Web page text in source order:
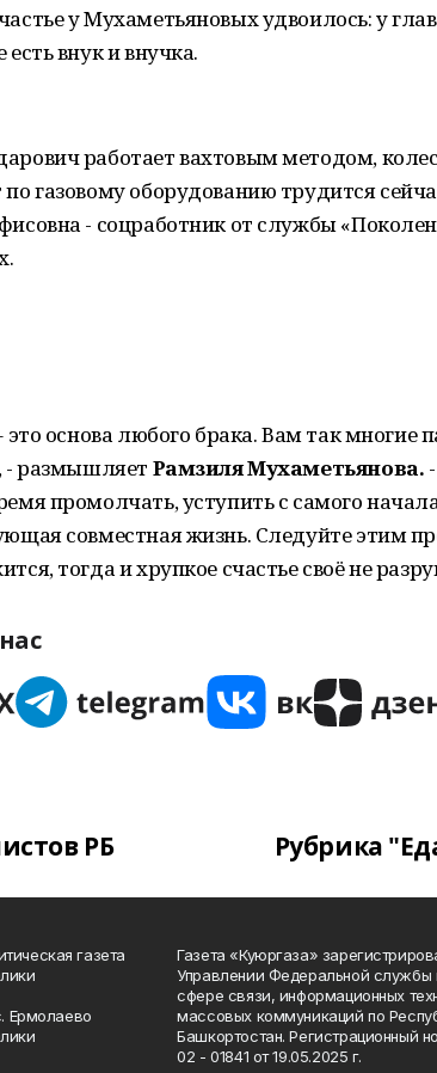
у Мухаметьяновых удвоилось: у
есть внук и внучка.
работает вахтовым методом,
газовому оборудованию трудится
- соцработник от службы
это основа любого брака. Вам так многие
- размышляет Рамзиля Мухаметьянова.
промолчать, уступить с самого
совместная жизнь. Следуйте этим
тогда и хрупкое счастье своё не
РБ Рубрика
газета
Ермолаево
Газета «Куюргаза»
Управлении Федеральной службы
сфере связи, информационных
массовых коммуникаций по
Башкортостан. Регистрационный
02 - 01841 от 19.05.2025 г.